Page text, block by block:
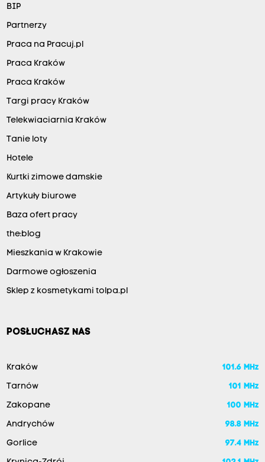
BIP
Partnerzy
Praca na Pracuj.pl
Praca Kraków
Praca Kraków
Targi pracy Kraków
Telekwiaciarnia Kraków
Tanie loty
Hotele
Kurtki zimowe damskie
Artykuły biurowe
Baza ofert pracy
the:blog
Mieszkania w Krakowie
Darmowe ogłoszenia
Sklep z kosmetykami tolpa.pl
POSŁUCHASZ NAS
Kraków 101.6 MHz
Tarnów 101 MHz
Zakopane 100 MHz
Andrychów 98.8 MHz
Gorlice 97.4 MHz